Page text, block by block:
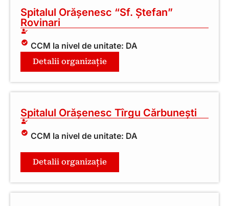
Spitalul Orășenesc “Sf. Ștefan”
Rovinari
CCM la nivel de unitate: DA
Detalii organizație
Spitalul Orășenesc Tîrgu Cărbunești
CCM la nivel de unitate: DA
Detalii organizație